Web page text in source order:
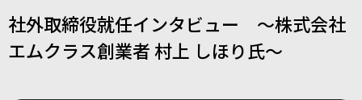
社外取締役就任インタビュー ～株式会社
エムクラス創業者 村上 しほり氏～